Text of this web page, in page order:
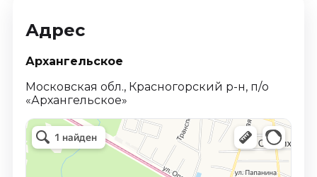
Адрес
Архангельское
Московская обл., Красногорский р-н, п/о
«Архангельское»